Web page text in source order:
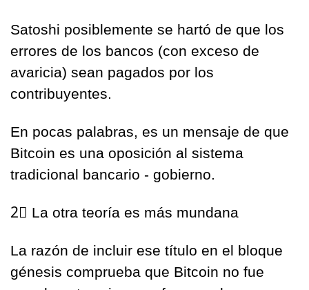
Satoshi posiblemente se hartó de que los
errores de los bancos (con exceso de
avaricia) sean pagados por los
contribuyentes.
En pocas palabras, es un mensaje de que
Bitcoin es una oposición al sistema
tradicional bancario - gobierno.
2⃣ La otra teoría es más mundana
La razón de incluir ese título en el bloque
génesis comprueba que Bitcoin no fue